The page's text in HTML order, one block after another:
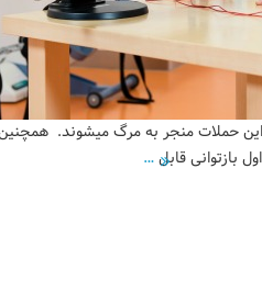
نفر دچار حمله قلبی شده و متاسفانه ۳۰ درصد از این حملات منجر به مرگ
بازتوانی قابل…